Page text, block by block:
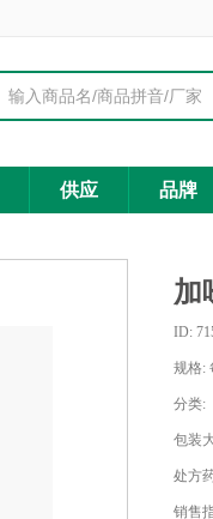
供应 品牌
加
ID:
规格:
分类:
包装
处方
销售